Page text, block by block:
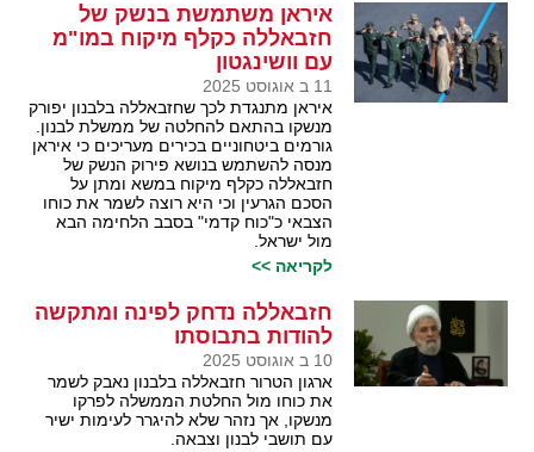
איראן משתמשת בנשק של
חזבאללה כקלף מיקוח במו"מ
עם וושינגטון
11 ב אוגוסט 2025
איראן מתנגדת לכך שחזבאללה בלבנון יפורק
מנשקו בהתאם להחלטה של ממשלת לבנון.
גורמים ביטחוניים בכירים מעריכים כי איראן
מנסה להשתמש בנושא פירוק הנשק של
חזבאללה כקלף מיקוח במשא ומתן על
הסכם הגרעין וכי היא רוצה לשמר את כוחו
הצבאי כ"כוח קדמי" בסבב הלחימה הבא
מול ישראל.
לקריאה >>
חזבאללה נדחק לפינה ומתקשה
להודות בתבוסתו
10 ב אוגוסט 2025
ארגון הטרור חזבאללה בלבנון נאבק לשמר
את כוחו מול החלטת הממשלה לפרקו
מנשקו, אך נזהר שלא להיגרר לעימות ישיר
עם תושבי לבנון וצבאה.